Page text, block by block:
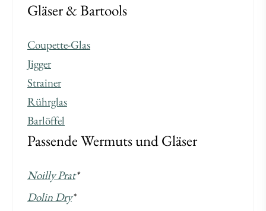
Gläser & Bartools
Coupette-Glas
Jigger
Strainer
Rührglas
Barlöffel
Passende Wermuts und Gläser
Noilly Prat*
Dolin Dry*